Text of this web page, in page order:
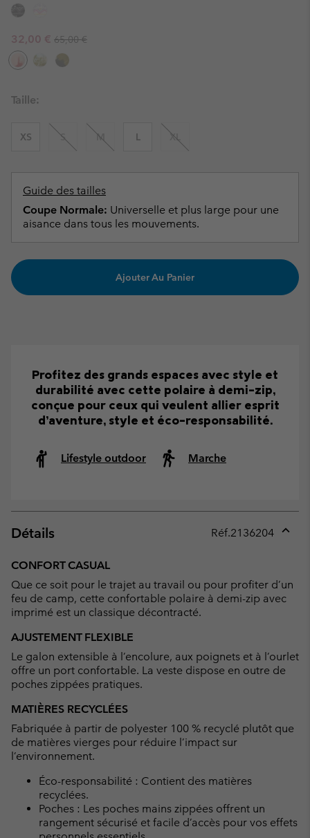
Sale price:
32,00 € Regular price:
65,00 €
Taille:
XS S M L XL
Guide des tailles
Coupe Normale: Universelle et plus large pour une
aisance dans tous les mouvements.
Ajouter Au Panier
Profitez des grands espaces avec style et
durabilité avec cette polaire à demi-zip,
conçue pour ceux qui veulent allier esprit
d’aventure, style et éco-responsabilité.
Lifestyle outdoor Marche
Détails Réf.2136204
CONFORT CASUAL
Que ce soit pour le trajet au travail ou pour profiter d’un
feu de camp, cette confortable polaire à demi-zip avec
imprimé est un classique décontracté.
AJUSTEMENT FLEXIBLE
Le galon extensible à l’encolure, aux poignets et à l’ourlet
offre un port confortable. La veste dispose en outre de
poches zippées pratiques.
MATIÈRES RECYCLÉES
Fabriquée à partir de polyester 100 % recyclé plutôt que
de matières vierges pour réduire l’impact sur
l’environnement.
Éco-responsabilité : Contient des matières
recyclées.
Poches : Les poches mains zippées offrent un
rangement sécurisé et facile d’accès pour vos effets